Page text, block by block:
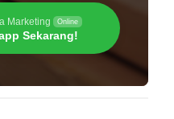
Marketing Online
Sekarang!